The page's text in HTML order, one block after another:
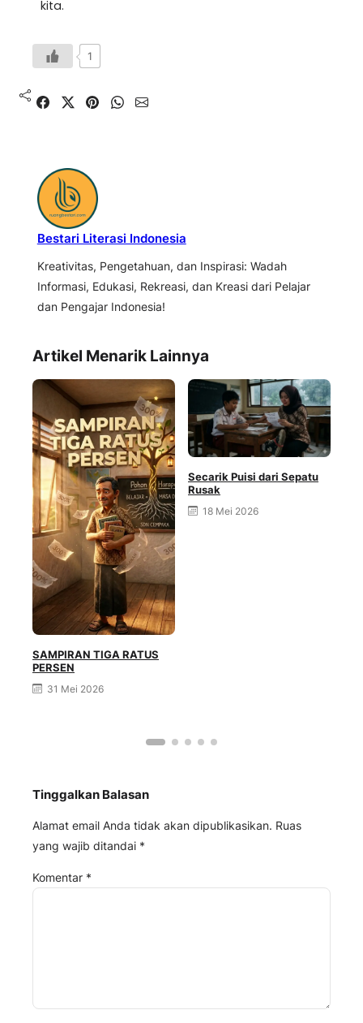
kita.
1
Bestari Literasi Indonesia
Kreativitas, Pengetahuan, dan Inspirasi: Wadah
Informasi, Edukasi, Rekreasi, dan Kreasi dari Pelajar
dan Pengajar Indonesia!
Artikel Menarik Lainnya
SAMPIRAN TIGA RATUS
PERSEN
31 Mei 2026
Secarik Puisi dari Sepatu
Rusak
18 Mei 2026
Tinggalkan Balasan
Alamat email Anda tidak akan dipublikasikan. Ruas
yang wajib ditandai *
Komentar *